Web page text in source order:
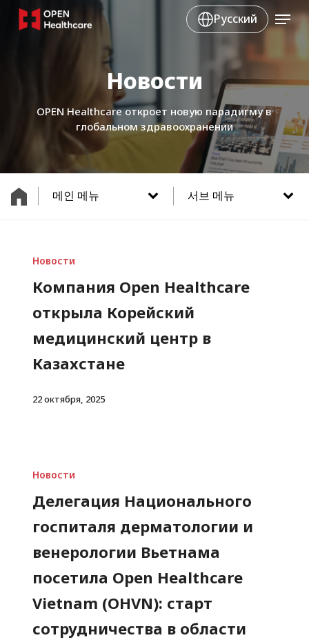
Skip
Русский Menu
Новости
OPEN Healthcare откроет новую парадигму в
глобальном здравоохранении
메인 메뉴 서브 메뉴
Новости
Компания Open Healthcare
открыла Корейский
медицинский центр в
Казахстане
22 октября, 2025
Новости
Делегация Национального
госпиталя дерматологии и
венерологии Вьетнама
посетила Open Healthcare
Vietnam (OHVN): старт
сотрудничества в области